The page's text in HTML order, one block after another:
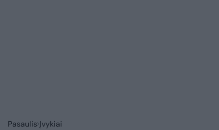
Pasaulis Įvykiai